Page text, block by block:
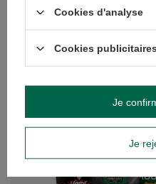
Posez votre question et nous vous
répondrons rapidement. Les
et les réponses les plus
puissent les consulter.
Cookies d'analyse
Cookies publicitaires
Je
Je